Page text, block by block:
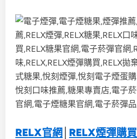
RELX官網 RELX煙彈購買